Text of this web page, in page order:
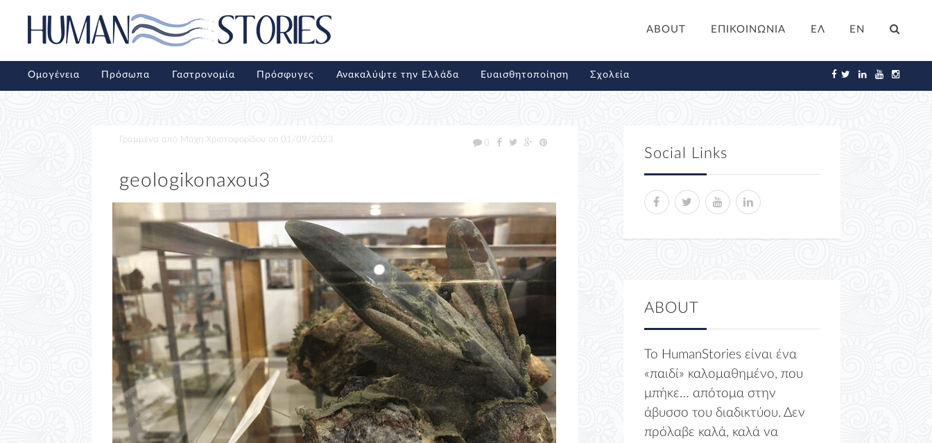
ABOUT ΕΠΙΚΟΙΝΩΝΙΑ ΕΛ EN
Ομογένεια Πρόσωπα Γαστρονομία Πρόσφυγες Ανακαλύψτε την Ελλάδα Ευαισθητοποίηση Σχολεία
Γραμμένα από Μάχη Χριστοφορίδου on 01/09/2023 0
geologikonaxou3
Social Links
ABOUT
Το HumanStories είναι ένα
«παιδί» καλομαθημένο, που
μπήκε… απότομα στην
άβυσσο του διαδικτύου. Δεν
πρόλαβε καλά, καλά να